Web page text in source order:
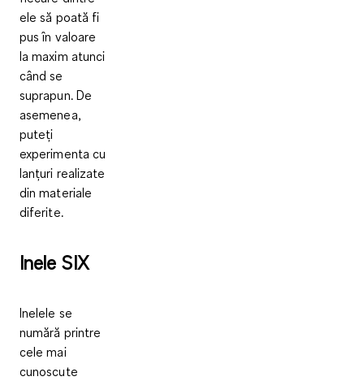
ele să poată fi
pus în valoare
la maxim atunci
când se
suprapun. De
asemenea,
puteți
experimenta cu
lanțuri realizate
din materiale
diferite.
Inele SIX
Inelele se
numără printre
cele mai
cunoscute